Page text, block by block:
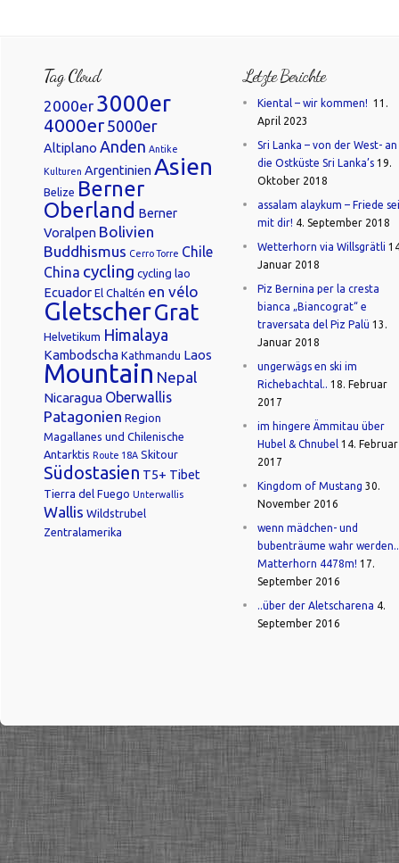
Tag Cloud
2000er 3000er
4000er 5000er
Altiplano Anden Antike
Kulturen Argentinien Asien
Belize Berner
Oberland Berner
Voralpen Bolivien
Buddhismus Cerro Torre Chile
China cycling cycling lao
Ecuador El Chaltén en vélo
GletscherGrat
Helvetikum Himalaya
Kambodscha Kathmandu Laos
Mountain Nepal
Nicaragua Oberwallis
Patagonien Region
Magallanes und Chilenische
Antarktis Route 18A Skitour
Südostasien T5+ Tibet
Tierra del Fuego Unterwallis
Wallis Wildstrubel
Zentralamerika
Letzte Berichte
Kiental – wir kommen! 11.
April 2023
Sri Lanka – von der West- an
die Ostküste Sri Lanka’s 19.
Oktober 2018
assalam alaykum – Friede sei
mit dir! 4. September 2018
Wetterhorn via Willsgrätli
Januar 2018
Piz Bernina per la cresta
bianca „Biancograt“ e
traversata del Piz Palü 13.
Januar 2018
ungerwägs en ski im
Richebachtal.. 18. Februar
2017
im hingere Ämmitau über
Hubel & Chnubel 14. Februar
2017
Kingdom of Mustang 30.
November 2016
wenn mädchen- und
bubenträume wahr werden..
Matterhorn 4478m! 17.
September 2016
..über der Aletscharena 4.
September 2016